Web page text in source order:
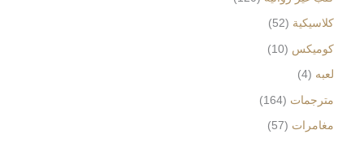
كلاسيكية 52
كوميكس 10
لعبه 4
مترجمات 164
مغامرات 57